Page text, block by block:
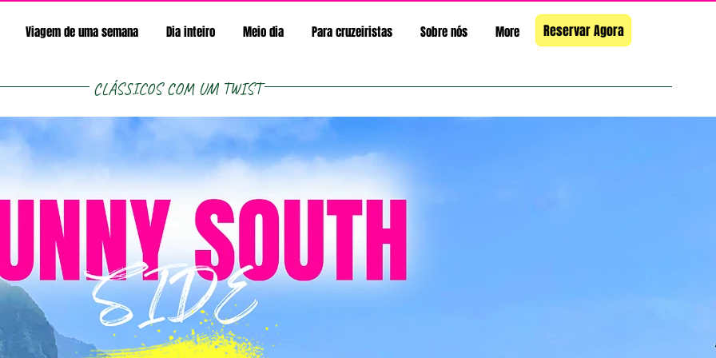
Viagem de uma semana Dia inteiro Meio dia Para cruzeiristas Sobre nós More Reservar Agora
CLÁSSICOS COM UM TWIST